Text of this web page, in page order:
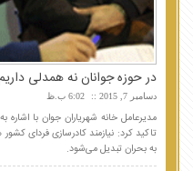
در حوزه جوانان نه همدلی
دسامبر 7, 2015 6:02 ب.ظ
مدیرعامل خانه شهریاران جوان با
تاکید کرد: نیازمند کادرسازی فردای
به بحران تبدیل می‌شود.